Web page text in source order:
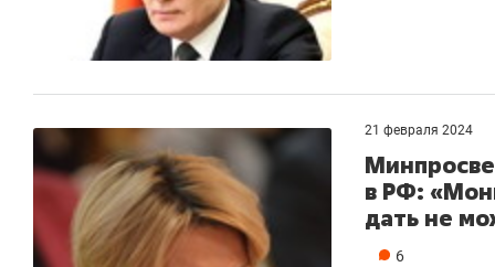
21 февраля 2024
в РФ:
дать не
6